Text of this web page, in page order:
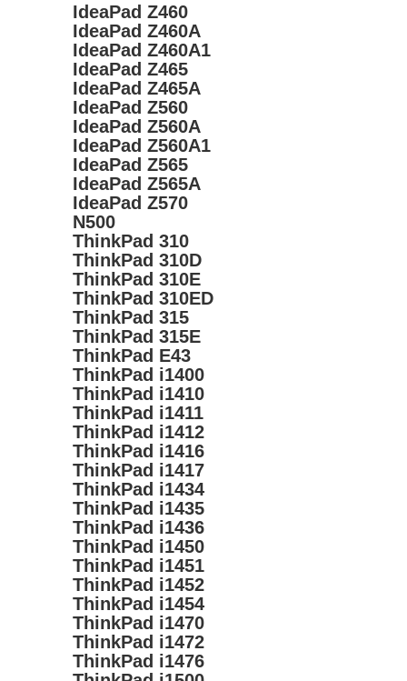
IdeaPad Z460
IdeaPad Z460A
IdeaPad Z460A1
IdeaPad Z465
IdeaPad Z465A
IdeaPad Z560
IdeaPad Z560A
IdeaPad Z560A1
IdeaPad Z565
IdeaPad Z565A
IdeaPad Z570
N500
ThinkPad 310
ThinkPad 310D
ThinkPad 310E
ThinkPad 310ED
ThinkPad 315
ThinkPad 315E
ThinkPad E43
ThinkPad i1400
ThinkPad i1410
ThinkPad i1411
ThinkPad i1412
ThinkPad i1416
ThinkPad i1417
ThinkPad i1434
ThinkPad i1435
ThinkPad i1436
ThinkPad i1450
ThinkPad i1451
ThinkPad i1452
ThinkPad i1454
ThinkPad i1470
ThinkPad i1472
ThinkPad i1476